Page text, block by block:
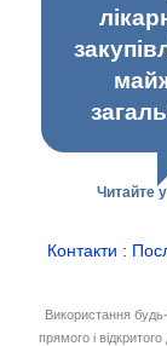
Читайте
Контакти :
Використання
прямого і